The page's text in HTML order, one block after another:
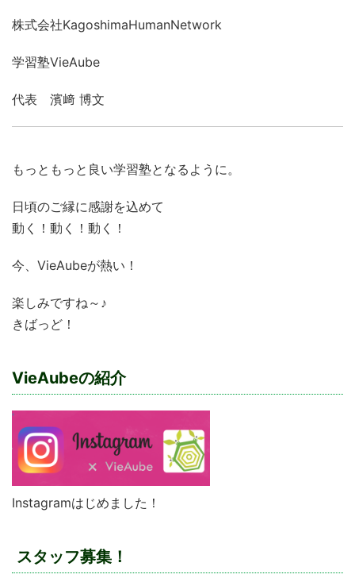
株式会社KagoshimaHumanNetwork
学習塾VieAube
代表 濱﨑 博文
もっともっと良い学習塾となるように。
日頃のご縁に感謝を込めて
動く！動く！動く！
今、VieAubeが熱い！
楽しみですね～♪
きばっど！
VieAubeの紹介
Instagramはじめました！
スタッフ募集！